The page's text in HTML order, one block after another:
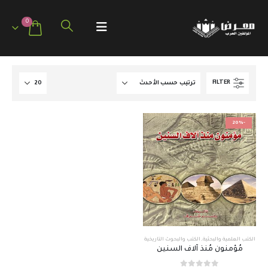
0
FILTER
-20%
الكتب العلمية والبحثية, الكتب والبحوث التاريخية
مُؤمنون مُنذ آلاف السنين